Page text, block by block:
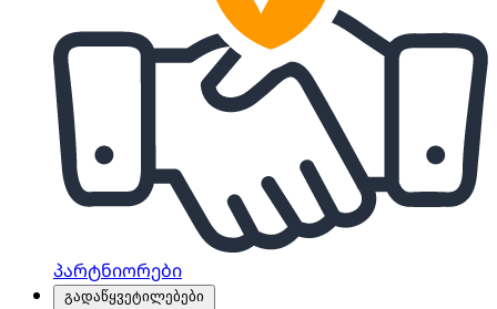
პარტნიორები